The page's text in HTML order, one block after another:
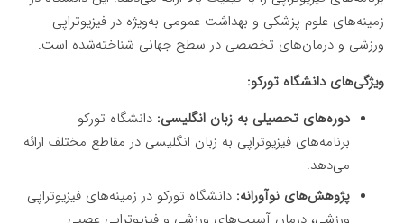
زمینه‌های علوم پزشکی و بهداشت عمومی به‌ویژه در فیزیوتراپی
ورزشی و درمان‌های تخصصی در سطح جهانی شناخته‌شده است.
ویژگی‌های دانشگاه تورکو:
دوره‌های تحصیلی به زبان انگلیسی: دانشگاه تورکو
برنامه‌های فیزیوتراپی به زبان انگلیسی در مقاطع مختلف ارائه
می‌دهد.
پژوهش‌های نوآورانه: دانشگاه تورکو در زمینه‌های فیزیوتراپی